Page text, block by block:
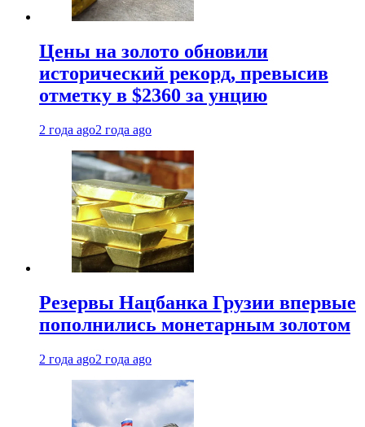
Цены на золото обновили
исторический рекорд, превысив
отметку в $2360 за унцию
2 года ago2 года ago
Резервы Нацбанка Грузии впервые
пополнились монетарным золотом
2 года ago2 года ago